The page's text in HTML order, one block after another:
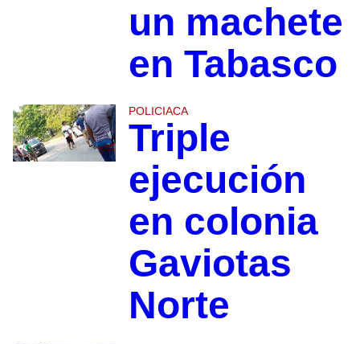
un machete
en Tabasco
POLICIACA
Triple
ejecución
en colonia
Gaviotas
Norte